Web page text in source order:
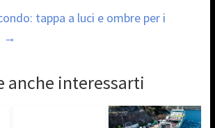
tappa a luci e ombre per i
→
anche interessarti